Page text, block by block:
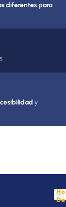
diferentes para
y